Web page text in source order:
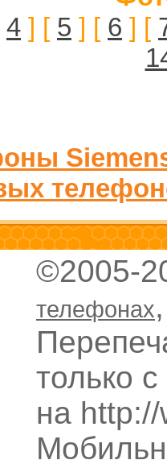
4 ] [ 5 ] [ 6 ] [
©2005-
телефонах
только
на